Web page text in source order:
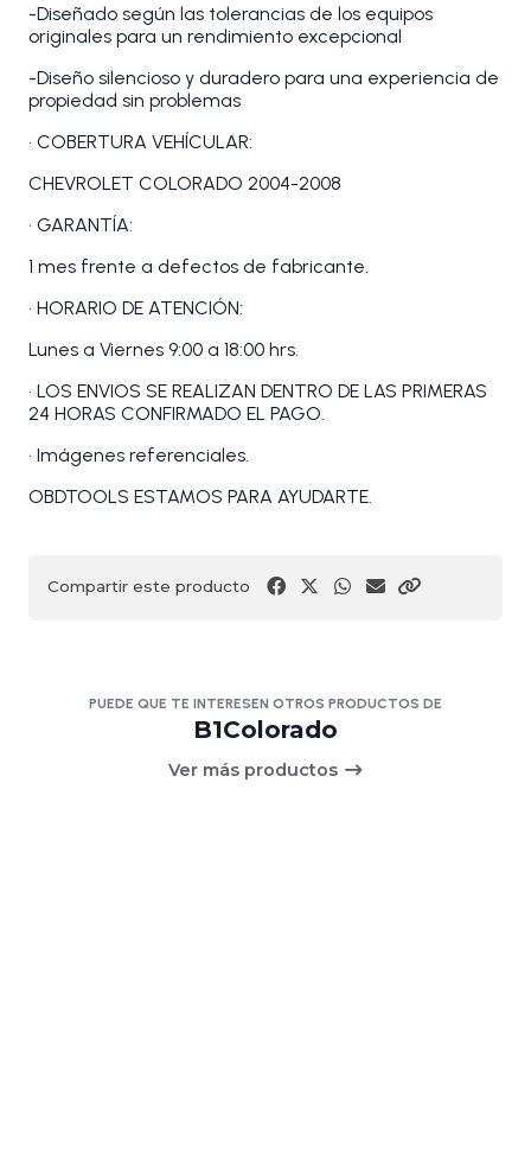
-Diseñado según las tolerancias de los equipos
originales para un rendimiento excepcional
-Diseño silencioso y duradero para una experiencia de
propiedad sin problemas
• COBERTURA VEHÍCULAR:
CHEVROLET COLORADO 2004-2008
• GARANTÍA:
1 mes frente a defectos de fabricante.
• HORARIO DE ATENCIÓN:
Lunes a Viernes 9:00 a 18:00 hrs.
• LOS ENVIOS SE REALIZAN DENTRO DE LAS PRIMERAS
24 HORAS CONFIRMADO EL PAGO.
• Imágenes referenciales.
OBDTOOLS ESTAMOS PARA AYUDARTE.
Compartir este producto
PUEDE QUE TE INTERESEN OTROS PRODUCTOS DE
B1Colorado
Ver más productos